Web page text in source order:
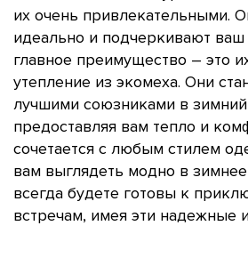
их очень привлекательными.
идеально и подчеркивают ваш
главное преимущество – это
утепление из экомеха. Они
лучшими союзниками в
предоставляя вам тепло и
сочетается с любым стилем
вам выглядеть модно в
всегда будете готовы к
встречам, имея эти надежные